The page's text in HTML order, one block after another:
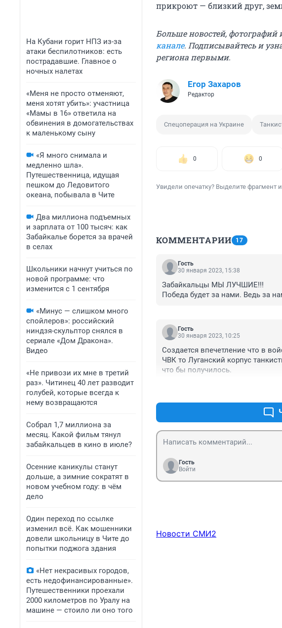
На Кубани горит НПЗ из-за
атаки беспилотников: есть
пострадавшие. Главное о
ночных налетах
«Меня не просто отменяют,
меня хотят убить»: участница
«Мамы в 16» ответила на
обвинения в домогательствах
к маленькому сыну
«Я много снимала и
медленно шла».
Путешественница, идущая
пешком до Ледовитого
океана, побывала в Чите
Два миллиона подъемных
и зарплата от 100 тысяч: как
Забайкалье борется за врачей
в селах
Школьники начнут учиться по
новой программе: что
изменится с 1 сентября
«Минус — слишком много
спойлеров»: российский
ниндзя-скульптор снялся в
сериале «Дом Дракона».
Видео
«Не привози их мне в третий
раз». Читинец 40 лет разводит
голубей, которые всегда к
нему возвращаются
Собрал 1,7 миллиона за
месяц. Какой фильм тянул
забайкальцев в кино в июле?
Осенние каникулы станут
дольше, а зимние сократят в
новом учебном году: в чём
дело
Один переход по ссылке
изменил всё. Как мошенники
довели школьницу в Чите до
попытки поджога здания
«Нет некрасивых городов,
есть недофинансированные».
Путешественники проехали
2000 километров по Уралу на
машине — стоило ли оно того
прикроют — близкий друг,
Больше новостей,
канале. Подписывайтесь и
региона первыми.
Егор Захаров
Редактор
Спецоперация на Украине
0 0
Увидели опечатку? Выделите фрагмент
КОММЕНТАРИИ 17
Гость
30 января 2023, 15:38
Забайкальцы МЫ ЛУЧШИЕ!!!
Победа будет за нами. Ведь за
Гость
30 января 2023, 10:25
Создается впечетление что в
ЧВК то Луганский корпус
что бы получилось.
Гость
Войти
Новости СМИ2